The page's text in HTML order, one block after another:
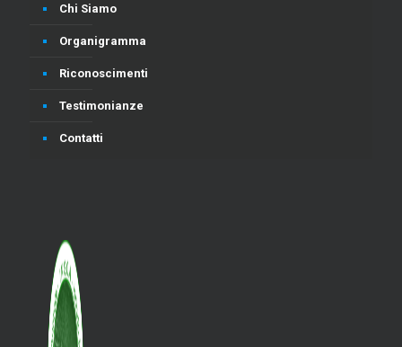
Chi Siamo
Organigramma
Riconoscimenti
Testimonianze
Contatti